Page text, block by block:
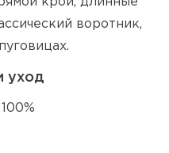
воротник,
уход